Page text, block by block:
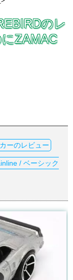
のレ
ZAMAC
ーのレビュー
/ ベーシック